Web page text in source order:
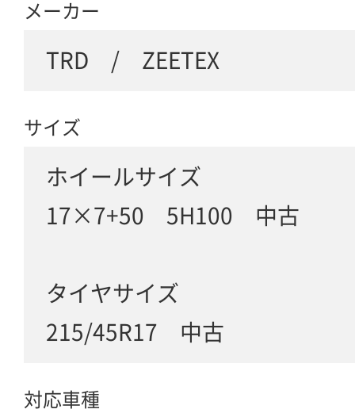
メーカー
TRD / ZEETEX
サイズ
ホイールサイズ
17×7+50 5H100 中古
タイヤサイズ
215/45R17 中古
対応車種